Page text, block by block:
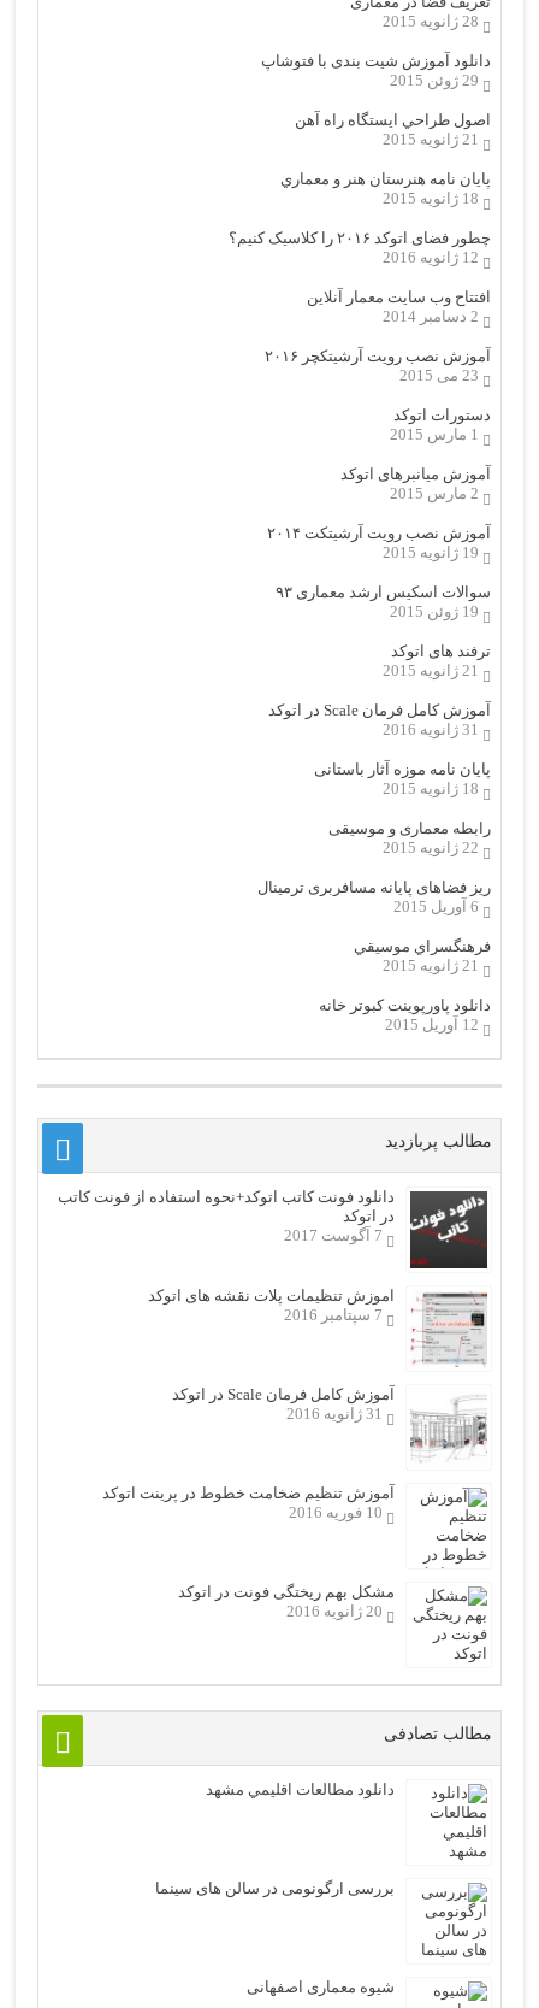
28 ژانویه 2015
دانلود آموزش شیت بندی با فتوشاپ
29 ژوئن 2015
اصول طراحي ایستگاه راه آهن
21 ژانویه 2015
پایان نامه هنرستان هنر و معماري
18 ژانویه 2015
چطور فضای اتوکد ۲۰۱۶ را کلاسیک کنیم؟
12 ژانویه 2016
افتتاح وب سایت معمار آنلاین
2 دسامبر 2014
آموزش نصب رویت آرشیتکچر ۲۰۱۶
23 می 2015
دستورات اتوکد
1 مارس 2015
آموزش میانبرهای اتوکد
2 مارس 2015
آموزش نصب رویت آرشیتکت ۲۰۱۴
19 ژانویه 2015
سوالات اسکیس ارشد معماری ۹۳
19 ژوئن 2015
ترفند های اتوکد
21 ژانویه 2015
آموزش کامل فرمان Scale در اتوکد
31 ژانویه 2016
پایان نامه موزه آثار باستانی
18 ژانویه 2015
رابطه معماری و موسیقی
22 ژانویه 2015
ریز فضاهای پایانه مسافربری ترمینال
6 آوریل 2015
فرهنگسراي موسيقي
21 ژانویه 2015
دانلود پاورپوینت کبوتر خانه
12 آوریل 2015
مطالب پربازدید
دانلود فونت کاتب اتوکد+نحوه استفاده از فونت کاتب
در اتوکد
7 آگوست 2017
اموزش تنظیمات پلات نقشه های اتوکد
7 سپتامبر 2016
آموزش کامل فرمان Scale در اتوکد
31 ژانویه 2016
آموزش تنظیم ضخامت خطوط در پرینت اتوکد
10 فوریه 2016
مشکل بهم ریختگی فونت در اتوکد
20 ژانویه 2016
مطالب تصادفی
دانلود مطالعات اقليمي مشهد
بررسی ارگونومی در سالن های سینما
شیوه معماری اصفهانی